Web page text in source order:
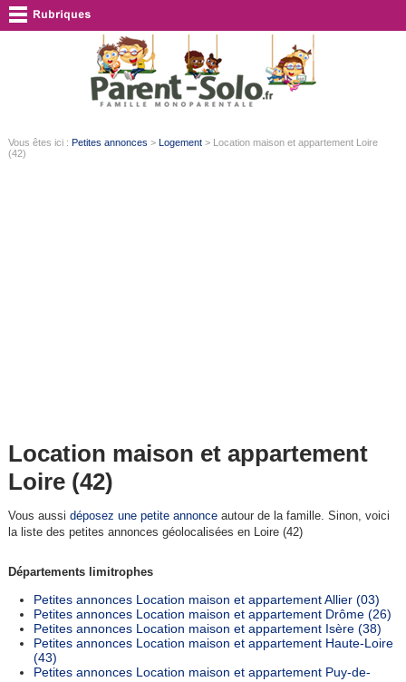
Vous êtes ici : Petites annonces > Logement> Location maison et appartement Loire
(42)
Location maison et appartement
Loire (42)
Vous aussi déposez une petite annonceautour de la famille. Sinon, voici
la liste des petites annonces géolocalisées en Loire (42)
Départements limitrophes
Petites annonces Location maison et appartement Allier (03)
Petites annonces Location maison et appartement Drôme (26)
Petites annonces Location maison et appartement Isère (38)
Petites annonces Location maison et appartement Haute-Loire
(43)
Petites annonces Location maison et appartement Puy-de-